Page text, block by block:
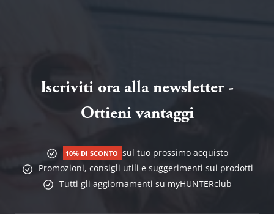
Iscriviti ora alla newsletter -
Ottieni vantaggi
10% DI SCONTO sul tuo prossimo acquisto
Promozioni, consigli utili e suggerimenti sui prodotti
Tutti gli aggiornamenti su myHUNTERclub